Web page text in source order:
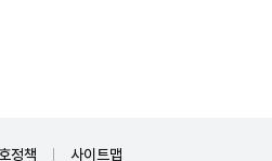
정책 사이트맵